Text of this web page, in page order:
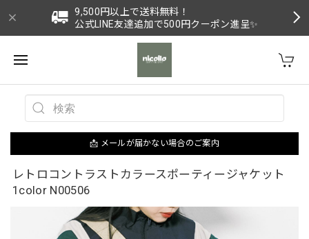
9,500円以上で送料無料！
公式LINE友達追加で500円クーポン進呈✨
📩 メールが届かない場合のご案内
レトロコントラストカラースポーティージャケット
1color N00506